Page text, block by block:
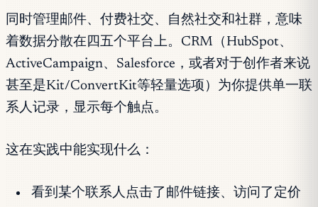
同时管理邮件、付费社交、自然社交和社群，意味
着数据分散在四五个平台上。CRM（HubSpot、
ActiveCampaign、Salesforce，或者对于创作者来说
甚至是Kit/ConvertKit等轻量选项）为你提供单一联
系人记录，显示每个触点。
这在实践中能实现什么：
看到某个联系人点击了邮件链接、访问了定价